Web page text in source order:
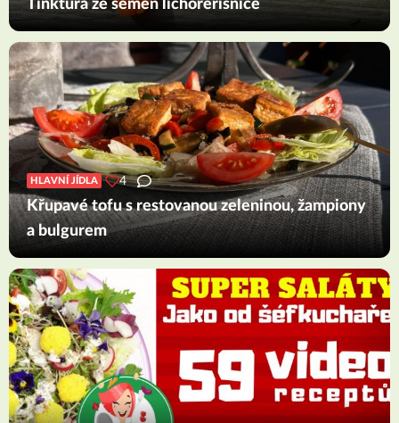
Tinktura ze semen lichořeřišnice
HLAVNÍ JÍDLA 4
Křupavé tofu s restovanou zeleninou, žampiony
a bulgurem